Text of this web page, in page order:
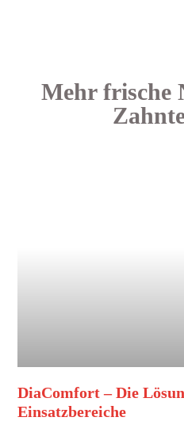
Mehr frische
DiaComfort – Die
Einsatzbereiche